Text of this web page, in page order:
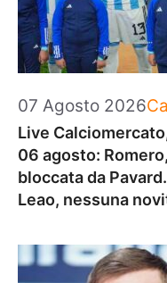
07 Agosto 2026
Live
06 agosto:
bloccata da
Leao, nessuna